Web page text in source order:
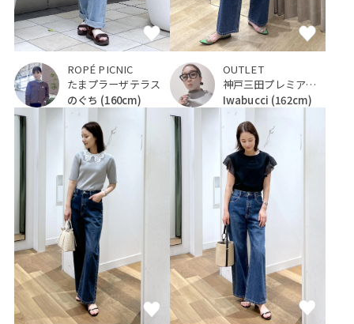
ROPÉ PICNIC
たまプラーザテラス
のぐち (160cm)
OUTLET
神戸三田プレミアム・アウトレット
Iwabucci (162cm)